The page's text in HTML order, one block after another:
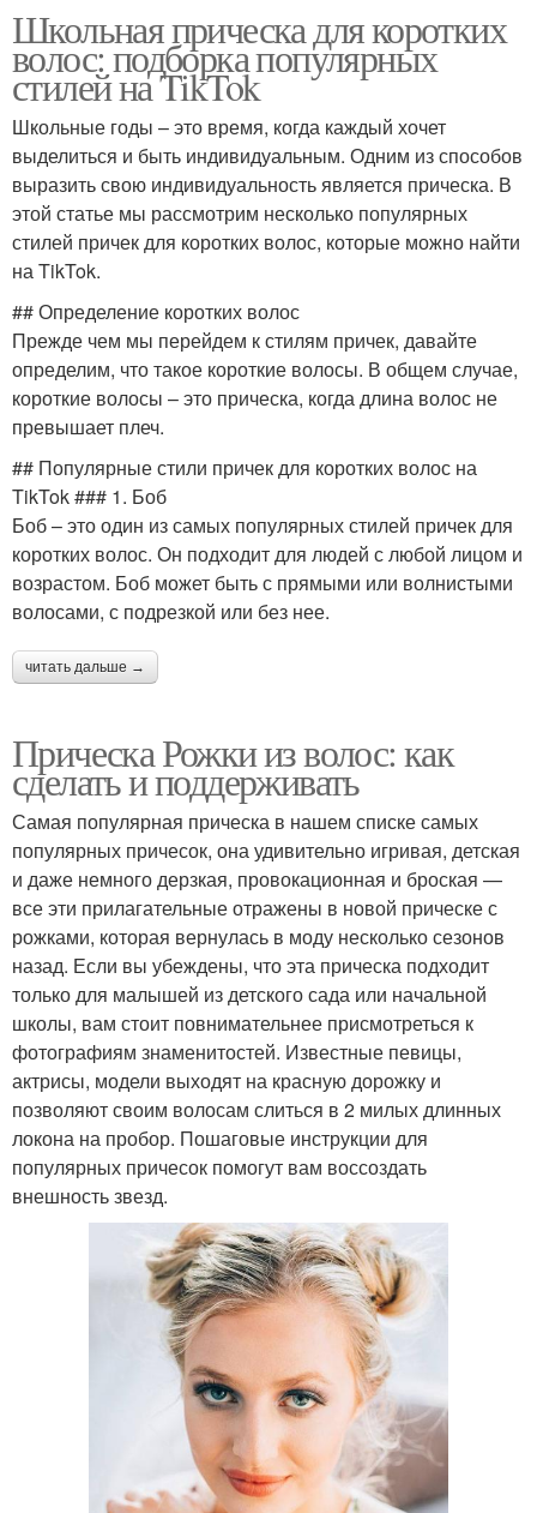
Школьная прическа для коротких
волос: подборка популярных
стилей на TikTok
Школьные годы – это время, когда каждый хочет
выделиться и быть индивидуальным. Одним из способов
выразить свою индивидуальность является прическа. В
этой статье мы рассмотрим несколько популярных
стилей причек для коротких волос, которые можно найти
на TikTok.
## Определение коротких волос
Прежде чем мы перейдем к стилям причек, давайте
определим, что такое короткие волосы. В общем случае,
короткие волосы – это прическа, когда длина волос не
превышает плеч.
## Популярные стили причек для коротких волос на
TikTok ### 1. Боб
Боб – это один из самых популярных стилей причек для
коротких волос. Он подходит для людей с любой лицом и
возрастом. Боб может быть с прямыми или волнистыми
волосами, с подрезкой или без нее.
читать дальше →
Прическа Рожки из волос: как
сделать и поддерживать
Самая популярная прическа в нашем списке самых
популярных причесок, она удивительно игривая, детская
и даже немного дерзкая, провокационная и броская —
все эти прилагательные отражены в новой прическе с
рожками, которая вернулась в моду несколько сезонов
назад. Если вы убеждены, что эта прическа подходит
только для малышей из детского сада или начальной
школы, вам стоит повнимательнее присмотреться к
фотографиям знаменитостей. Известные певицы,
актрисы, модели выходят на красную дорожку и
позволяют своим волосам слиться в 2 милых длинных
локона на пробор. Пошаговые инструкции для
популярных причесок помогут вам воссоздать
внешность звезд.